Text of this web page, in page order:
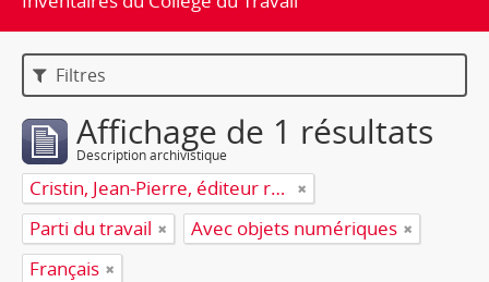
Filtres
Affichage de 1 résultats
Description archivistique
Cristin, Jean-Pierre, éditeur responsable
Parti du travail
Avec objets numériques
Français